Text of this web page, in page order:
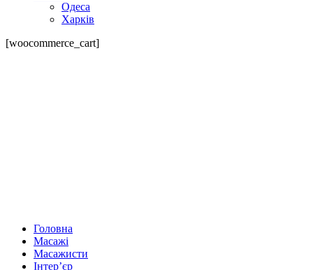
Одеса
Харків
[woocommerce_cart]
Головна
Масажі
Масажисти
Інтер’єр